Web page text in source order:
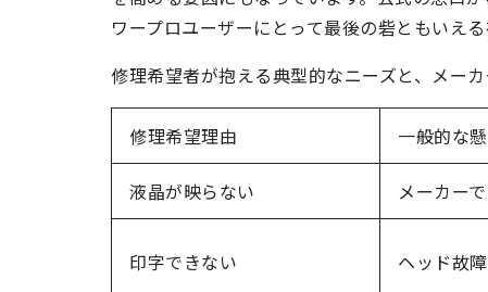
ワープロユーザーにとって最後の砦ともいえる
修理希望者が抱える典型的なニーズと、メー
修理希望理由 一般的な
液晶が映らない メーカー
印字できない ヘッド故